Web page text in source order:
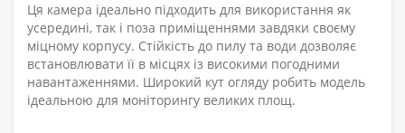
Ця камера ідеально підходить для використання як
усередині, так і поза приміщеннями завдяки своєму
міцному корпусу. Стійкість до пилу та води дозволяє
встановлювати її в місцях із високими погодними
навантаженнями. Широкий кут огляду робить модель
ідеальною для моніторингу великих площ.